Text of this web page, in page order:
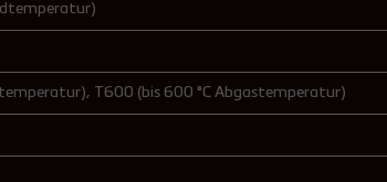
, T600 (bis 600 °C Abgastemperatur)